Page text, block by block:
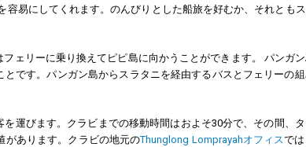
容易にしてくれます。のんびりとした船旅を好むか、それとも
ェリーに乗り換えてピピ島に向かうことができます。 パンガ
です。パンガン島からスラタニを経由するバスとフェリーの
を運びます。クラビまでの移動時間はおよそ30分で、その間、
があります。クラビの地元のThunglong Lomprayahオフィスで